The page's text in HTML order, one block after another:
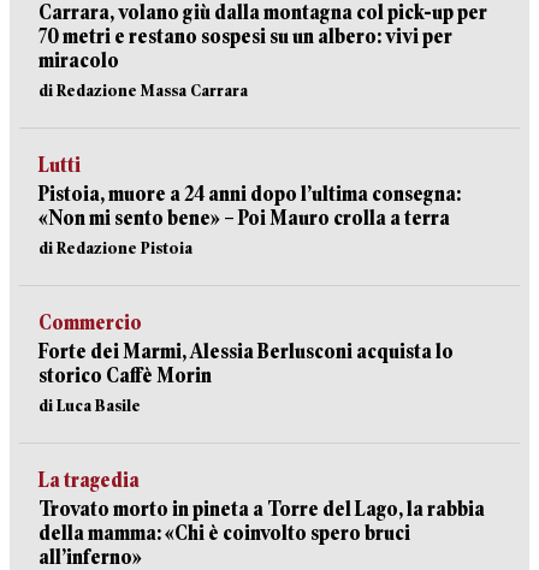
Carrara, volano giù dalla montagna col pick-up per
70 metri e restano sospesi su un albero: vivi per
miracolo
di Redazione Massa Carrara
Lutti
Pistoia, muore a 24 anni dopo l’ultima consegna:
«Non mi sento bene» – Poi Mauro crolla a terra
di Redazione Pistoia
Commercio
Forte dei Marmi, Alessia Berlusconi acquista lo
storico Caffè Morin
di Luca Basile
La tragedia
Trovato morto in pineta a Torre del Lago, la rabbia
della mamma: «Chi è coinvolto spero bruci
all’inferno»